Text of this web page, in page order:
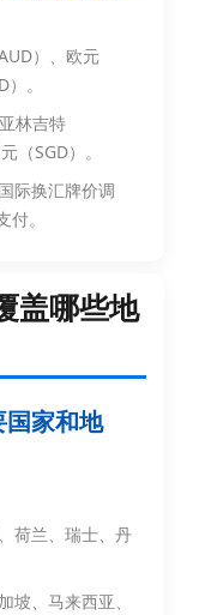
）、欧元
。
林吉特
（SGD）。
际换汇牌价调
。
盖哪些地
国家和地
荷兰、瑞士、丹
坡、马来西亚、